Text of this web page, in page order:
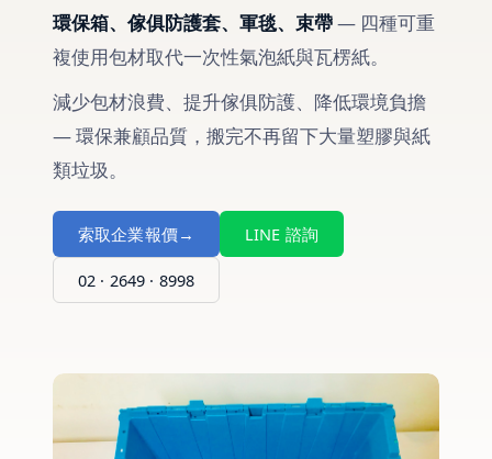
環保箱、傢俱防護套、軍毯、束帶— 四種可重
複使用包材取代一次性氣泡紙與瓦楞紙。
減少包材浪費、提升傢俱防護、降低環境負擔
— 環保兼顧品質，搬完不再留下大量塑膠與紙
類垃圾。
索取企業報價→ LINE 諮詢
02 · 2649 · 8998